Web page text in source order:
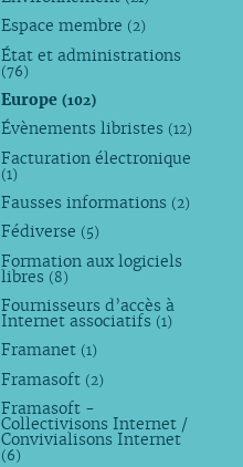
Espace membre (2)
État et administrations
(76)
Europe(102)
Évènements libristes (12)
Facturation électronique
(1)
Fausses informations (2)
Fédiverse (5)
Formation aux logiciels
libres (8)
Fournisseurs d’accès à
Internet associatifs (1)
Framanet (1)
Framasoft (2)
Framasoft -
Collectivisons Internet /
Convivialisons Internet
(6)